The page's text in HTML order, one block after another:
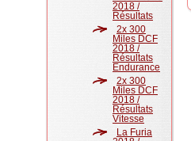
2018 /
Résultats
2x 300
Miles DCF
2018 /
Résultats
Endurance
2x 300
Miles DCF
2018 /
Résultats
Vitesse
La Furia